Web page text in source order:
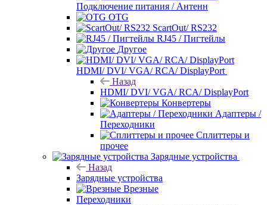
Подключение питания / Антенн
OTG
ScartOut/ RS232
RJ45 / Пигтейлы
Другое
HDMI/ DVI/ VGA/ RCA/ DisplayPort
Назад
HDMI/ DVI/ VGA/ RCA/ DisplayPort
Конвертеры
Адаптеры /
Переходники
Сплиттеры и
прочее
Зарядные устройства
Назад
Зарядные устройства
Врезные
Переходники